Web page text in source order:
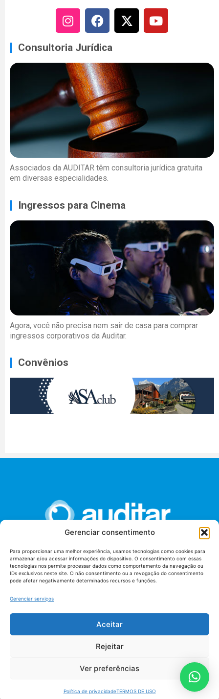
Gerenciar consentimento
Para proporcionar uma melhor experiência, usamos tecnologias como cookies para
armazenar e/ou acessar informações do dispositivo. O consentimento com essas
tecnologias nos permite processar dados como comportamento da navegação ou
IDs exclusivos neste site. O não consentimento ou a revogação do consentimento
pode afetar negativamente determinados recursos e funções.
Gerenciar serviços
Aceitar
Rejeitar
Ver preferências
Política de privacidadeTERMOS DE USO
Consultoria Jurídica
Associados da AUDITAR têm consultoria jurídica gratuita
em diversas especialidades.
Ingressos para Cinema
Agora, você não precisa nem sair de casa para comprar
ingressos corporativos da Auditar.
Convênios
União dos Auditores Federais de Controle Externo -
AUDITAR
Setor de Administração Federal Sul (SAF/Sul), Qd. 04, Lt. 01
Tribunal de Contas da União (TCU), Subsolo, Sala S04
Termos de uso
AUDITAR todos os direitos reservados - 2026 |Fábrica de Código